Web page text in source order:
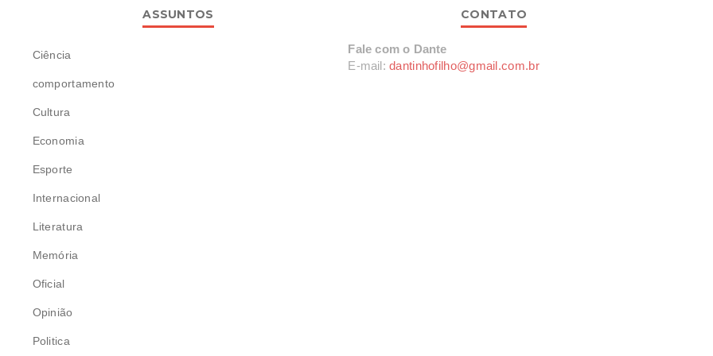
ASSUNTOS
Ciência
comportamento
Cultura
Economia
Esporte
Internacional
Literatura
Memória
Oficial
Opinião
Politica
CONTATO
Fale com o Dante
E-mail: dantinhofilho@gmail.com.br